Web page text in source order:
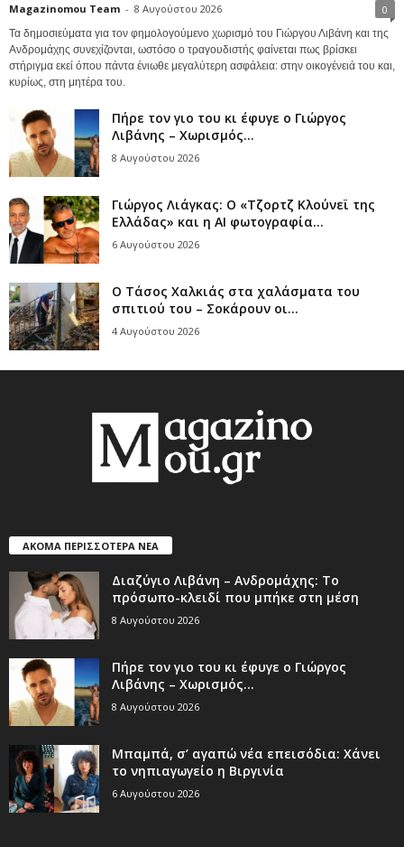
Magazinomou Team - 8 Αυγούστου 2026 0
Τα δημοσιεύματα για τον φημολογούμενο χωρισμό του Γιώργου Λιβάνη και της
Ανδρομάχης συνεχίζονται, ωστόσο ο τραγουδιστής φαίνεται πως βρίσκει
στήριγμα εκεί όπου πάντα ένιωθε μεγαλύτερη ασφάλεια: στην οικογένειά του και,
κυρίως, στη μητέρα του.
Πήρε τον γιο του κι έφυγε ο Γιώργος
Λιβάνης – Χωρισμός...
8 Αυγούστου 2026
Γιώργος Λιάγκας: Ο «Τζορτζ Κλούνεϊ της
Ελλάδας» και η AI φωτογραφία...
6 Αυγούστου 2026
Ο Τάσος Χαλκιάς στα χαλάσματα του
σπιτιού του – Σοκάρουν οι...
4 Αυγούστου 2026
ΑΚΟΜΑ ΠΕΡΙΣΣΟΤΕΡΑ ΝΕΑ
Διαζύγιο Λιβάνη – Ανδρομάχης: Το
πρόσωπο-κλειδί που μπήκε στη μέση
8 Αυγούστου 2026
Πήρε τον γιο του κι έφυγε ο Γιώργος
Λιβάνης – Χωρισμός...
8 Αυγούστου 2026
Μπαμπά, σ’ αγαπώ νέα επεισόδια: Χάνει
το νηπιαγωγείο η Βιργινία
6 Αυγούστου 2026